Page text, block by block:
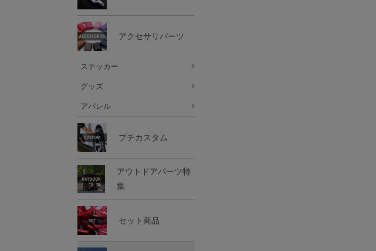
アクセサリパーツ
ステッカー
グッズ
アパレル
プチカスタム
アウトドアパーツ特
集
セット商品